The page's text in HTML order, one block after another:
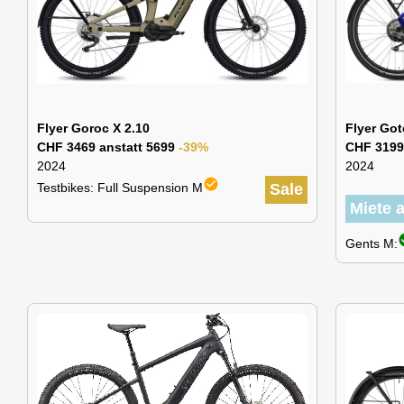
Flyer Goroc X 2.10
CHF 3469 anstatt 5699 -39%
2024
Sale
Testbikes: Full Suspension Mcheck_circle
Flyer
CHF
2024
Miete
Gents M: